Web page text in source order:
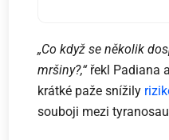
„Co když se několik
mršiny?,“ řekl Padiana
krátké paže snížily
souboji mezi